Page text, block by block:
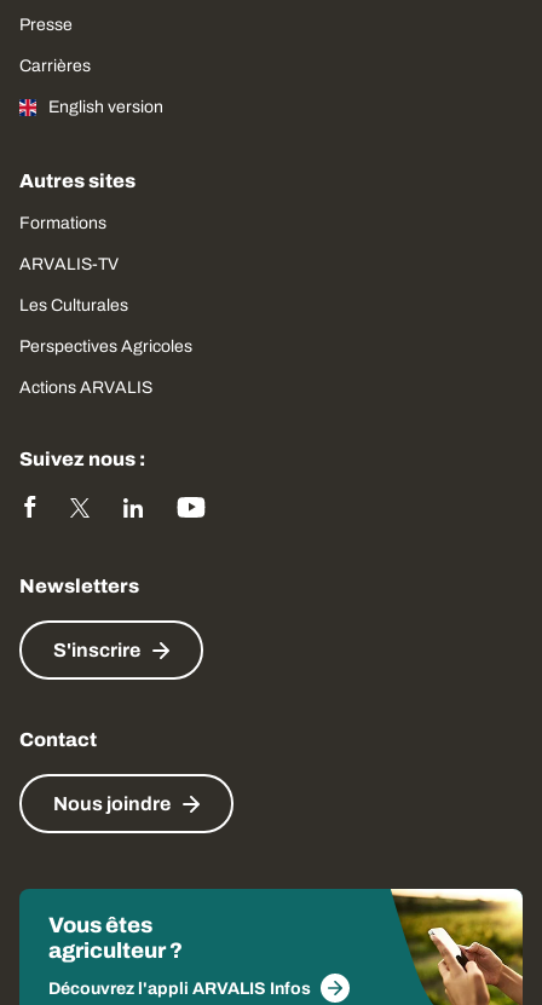
Presse
Carrières
English version
Autres sites
Formations
ARVALIS-TV
Les Culturales
Perspectives Agricoles
Actions ARVALIS
Suivez nous :
Newsletters
S'inscrire
Contact
Nous joindre
Vous êtes
agriculteur ?
Découvrez l'appli ARVALIS Infos